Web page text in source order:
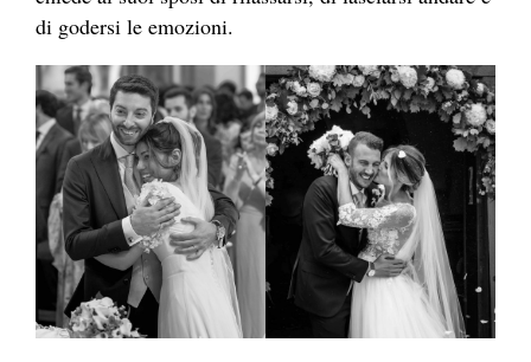
di godersi le emozioni.